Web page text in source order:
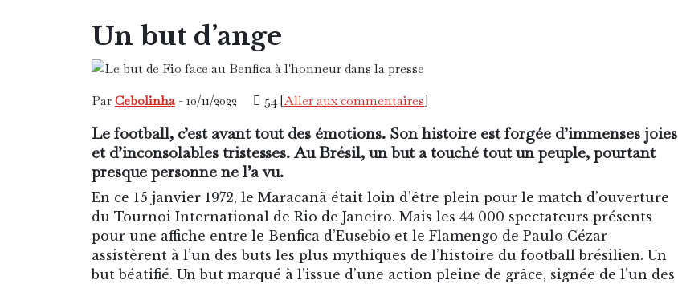
Un but d’ange
Amérique Histoire
ParCebolinha - 10/11/2022 54 [Aller aux commentaires]
Le football, c’est avant tout des émotions. Son histoire est forgée d’immenses joies
et d’inconsolables tristesses. Au Brésil, un but a touché tout un peuple, pourtant
presque personne ne l’a vu.
En ce 15 janvier 1972, le Maracanã était loin d’être plein pour le match d’ouverture
du Tournoi International de Rio de Janeiro. Mais les 44 000 spectateurs présents
pour une affiche entre le Benfica d’Eusebio et le Flamengo de Paulo Cézar
assistèrent à l’un des buts les plus mythiques de l’histoire du football brésilien. Un
but béatifié. Un but marqué à l’issue d’une action pleine de grâce, signée de l’un des